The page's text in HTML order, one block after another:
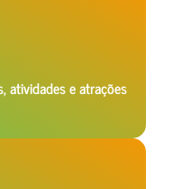
atividades e atrações